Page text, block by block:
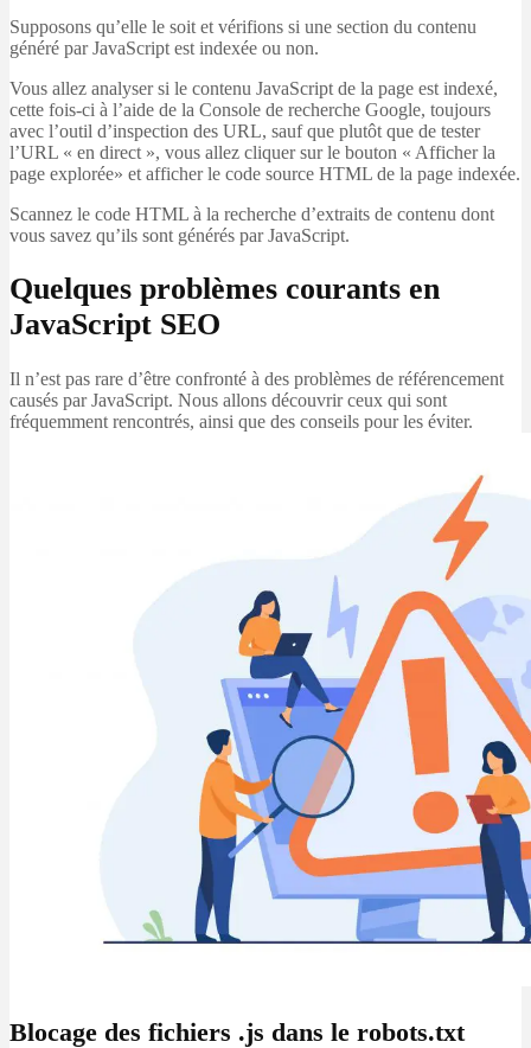
Supposons qu’elle le soit et vérifions si une section du contenu
généré par JavaScript est indexée ou non.
Vous allez analyser si le contenu JavaScript de la page est indexé,
cette fois-ci à l’aide de la Console de recherche Google, toujours
avec l’outil d’inspection des URL, sauf que plutôt que de tester
l’URL « en direct », vous allez cliquer sur le bouton « Afficher la
page explorée» et afficher le code source HTML de la page indexée.
Scannez le code HTML à la recherche d’extraits de contenu dont
vous savez qu’ils sont générés par JavaScript.
Quelques problèmes courants en
JavaScript SEO
Il n’est pas rare d’être confronté à des problèmes de référencement
causés par JavaScript. Nous allons découvrir ceux qui sont
fréquemment rencontrés, ainsi que des conseils pour les éviter.
Blocage des fichiers .js dans le robots.txt